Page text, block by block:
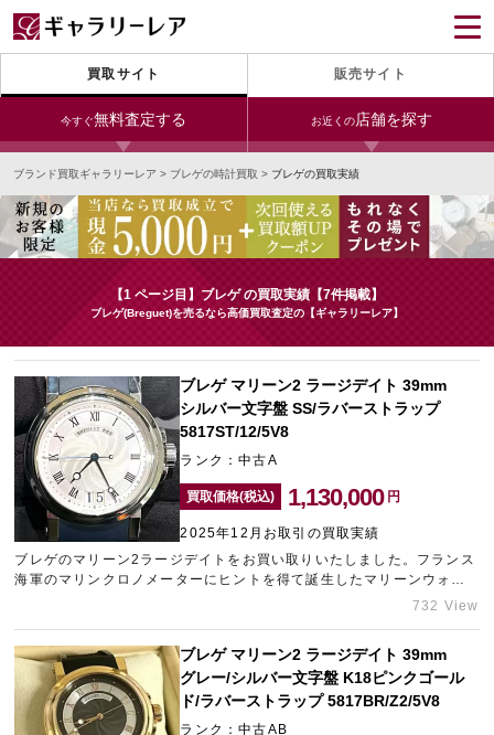
買取サイト 販売サイト
今すぐ無料査定する お近くの店舗を探す
今すぐLINE査定
24時間受付（対応時間10:00～19:00）
宅配買取を申し込む
無料の宅配キットをお届けします
今すぐ電話査定
受付時間 10:00～19:00
銀座本店 青山表参道店 新宿東口店
小田急新宿店
心斎橋本店 東心斎橋店 梅田店
なんば店 神戸元町(三宮)店 LAB大阪
中野ブロードウェイ
宅配買取を申し込む
無料の宅配キットをお届けします
ブランド買取ギャラリーレア > ブレゲの時計買取 > ブレゲの買取実績
【1 ページ目】ブレゲ の買取実績【7件掲載】
ブレゲ(Breguet)を売るなら高価買取査定の【ギャラリーレア】
ブレゲ マリーン2 ラージデイト 39mm
シルバー文字盤 SS/ラバーストラップ
5817ST/12/5V8
ランク：中古A
買取価格(税込) 1,130,000 円
2025年12月お取引の買取実績
ブレゲのマリーン2ラージデイトをお買い取りいたしました。フランス
海軍のマリンクロノメーターにヒントを得て誕生したマリーンウォッ
チで、手彫りのギヨシェダイアルにコインエッジなど伝統的なデザイ
ゾーン中野ブロードウェイ」までご相談ください。
732 View
ブレゲ マリーン2 ラージデイト 39mm
グレー/シルバー文字盤 K18ピンクゴール
ド/ラバーストラップ 5817BR/Z2/5V8
ランク：中古AB